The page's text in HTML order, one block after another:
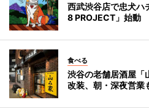
西武渋谷店で忠犬
8 PROJECT」始動
食べる
渋谷の老舗居酒屋
改装、朝・深夜営業